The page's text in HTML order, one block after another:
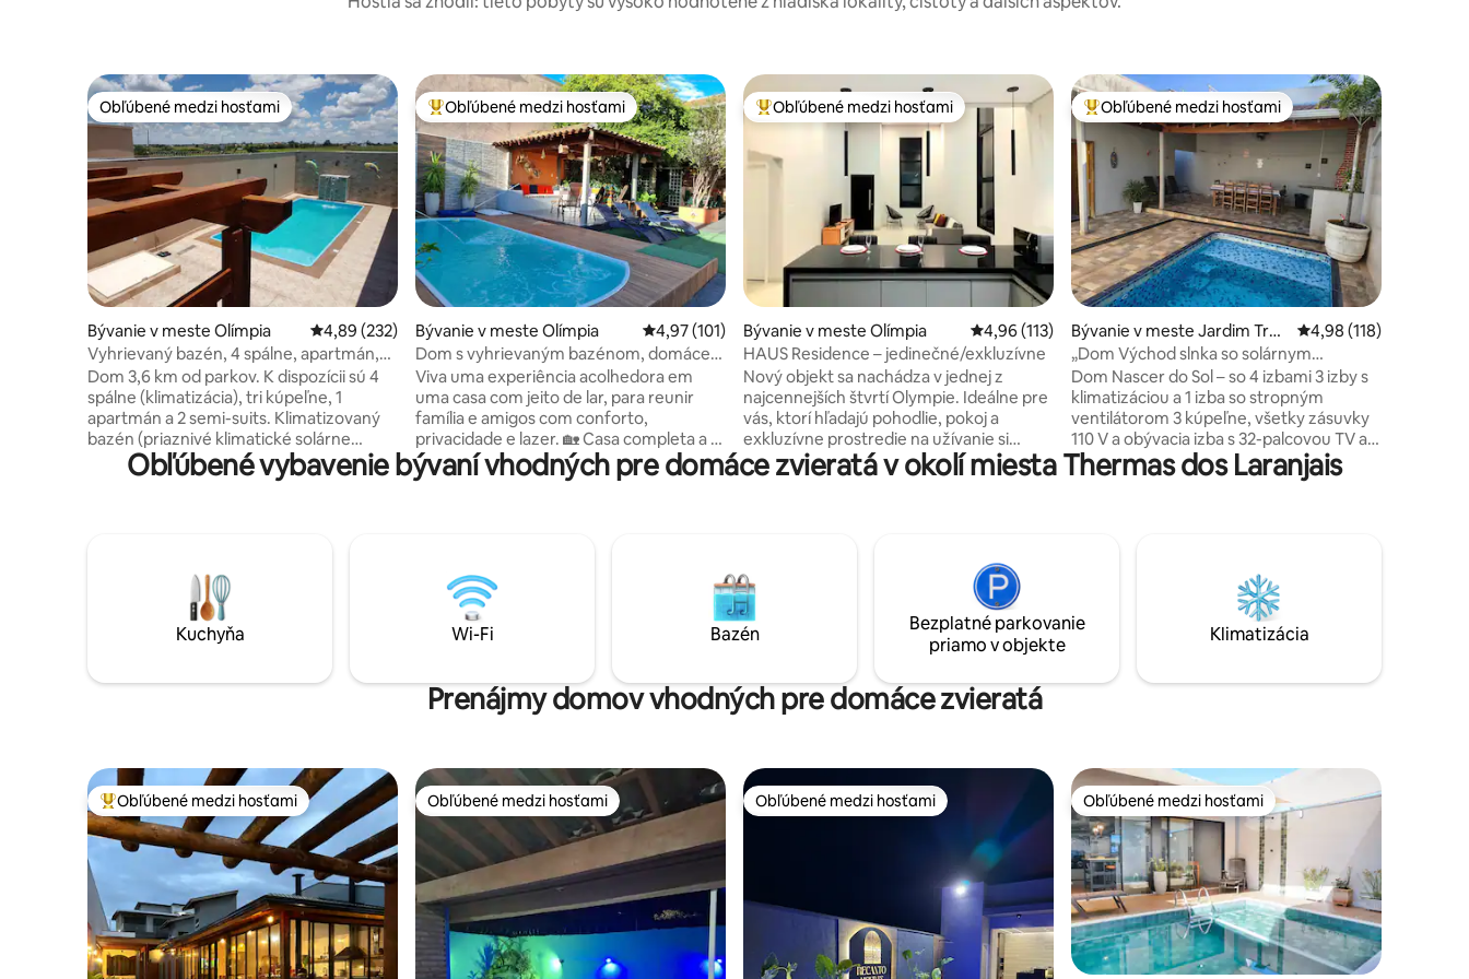
Obľúbené medzi hosťami
Obľúbené medzi hosťami
Bývanie v meste Olímpia Priemerné ohodnotenie 4,89 z 5, počet hodnotení: 232
4,89 (232)
Vyhrievaný bazén, 4 spálne, apartmán,
až 18 osôb
Dom 3,6 km od parkov. K dispozícii sú 4
spálne (klimatizácia), tri kúpeľne, 1
apartmán a 2 semi-suits. Klimatizovaný
bazén (priaznivé klimatické solárne
kúrenie) Čistenie bazéna sa koná v
pondelok a štvrtok. Gril, rúra a sporák na
oblasti. Špeciálna mraznička WI-FI Alto
Cote Gil - to najlepšie, čo mesto ponúka.
Neposkytujeme posteľnú bielizeň, stôl a
kúpeľňovú bielizeň.
Najobľúbenejšie medzi hosťami
Obľúbené medzi hosťami
Bývanie v meste Olímpia Priemerné ohodnotenie 4,97 z 5, počet hodnotení: 101
4,97 (101)
Dom s vyhrievaným bazénom, domáce
zvieratá zadarmo, 5 minút od termálnych
kúpeľov
Viva uma experiência acolhedora em
uma casa com jeito de lar, para reunir
família e amigos com conforto,
privacidade e lazer. 🏡 Casa completa a 5
min do Thermas dos Laranjais e 3
quadras do centro de Olímpia. 🏊 Piscina
térreo, todos com ar, TV e ventilador. 🍖
Quiosque, churrasqueira e garagem para
2 carros Veja a descrição completa do
espaço abaixo.
Najobľúbenejšie medzi hosťami
Obľúbené medzi hosťami
Bývanie v meste Olímpia Priemerné ohodnotenie 4,96 z 5, počet hodnotení: 113
4,96 (113)
HAUS Residence – jedinečné/exkluzívne
Nový objekt sa nachádza v jednej z
najcennejších štvrtí Olympie. Ideálne pre
vás, ktorí hľadajú pohodlie, pokoj a
exkluzívne prostredie na užívanie si
dovolenky alebo dokonca cestovanie za
prácou a služobne. Celý dom máte k
vozidlá, do ktorých sa môžu ubytovať až
3 osoby. Pár až s 1 dieťaťom, sólo
cestovateľom alebo skupinou až 3
priateľov je tento priestor úžasný a
ideálny pre váš pobyt.
Najobľúbenejšie medzi hosťami
Obľúbené medzi hosťami
Bývanie v meste Jardim Trop
ical
Priemerné
4,98 (118)
„Dom Východ slnka so solárnym
vyhrievaným bazénom“
Dom Nascer do Sol – so 4 izbami 3 izby s
klimatizáciou a 1 izba so stropným
ventilátorom 3 kúpeľne, všetky zásuvky
110 V a obývacia izba s 32-palcovou TV a
bezplatným Wi-Fi Plne vybavená
kuchyňa, sporák, chladnička, mikrovlnná
solárnom ohreve bazéna. Zimné slnko
nestačí na vykúrenie bazéna. Máme
všetky vstupenky!
Obľúbené vybavenie bývaní vhodných pre domáce zvieratá v okolí miesta Thermas dos Laranjais
Kuchyňa Wi-Fi Bazén
Bezplatné parkovanie
priamo v objekte
Klimatizácia
Prenájmy domov vhodných pre domáce zvieratá
Najobľúbenejšie medzi hosťami
Obľúbené medzi hosťami Obľúbené medzi hosťami
Obľúbené medzi hosťami Obľúbené medzi hosťami
Obľúbené medzi hosťami Obľúbené medzi hosťami
Obľúbené medzi hosťami